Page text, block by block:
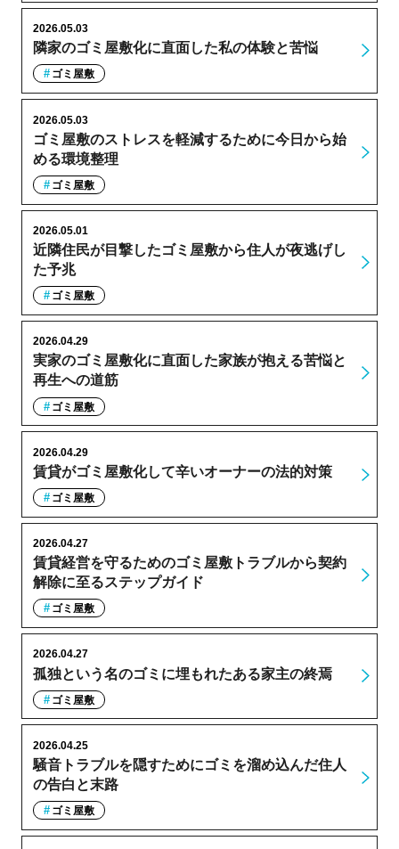
隣家のゴミ屋敷化に直面した私の体験と苦悩
2026.05.03
ゴミ屋敷
ゴミ屋敷のストレスを軽減するために今日から始
める環境整理
2026.05.03
ゴミ屋敷
近隣住民が目撃したゴミ屋敷から住人が夜逃げし
た予兆
2026.05.01
ゴミ屋敷
実家のゴミ屋敷化に直面した家族が抱える苦悩と
再生への道筋
2026.04.29
ゴミ屋敷
賃貸がゴミ屋敷化して辛いオーナーの法的対策
2026.04.29
ゴミ屋敷
賃貸経営を守るためのゴミ屋敷トラブルから契約
解除に至るステップガイド
2026.04.27
ゴミ屋敷
孤独という名のゴミに埋もれたある家主の終焉
2026.04.27
ゴミ屋敷
騒音トラブルを隠すためにゴミを溜め込んだ住人
の告白と末路
2026.04.25
ゴミ屋敷